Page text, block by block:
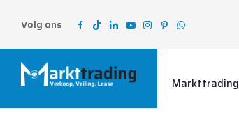
Volg ons
Markttrading